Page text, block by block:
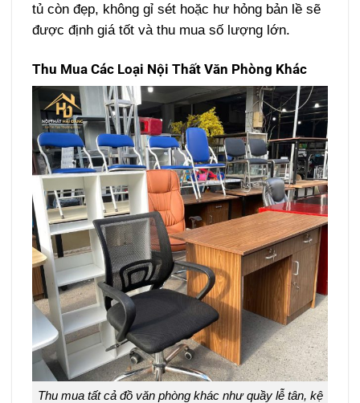
tủ còn đẹp, không gỉ sét hoặc hư hỏng bản lề sẽ
được định giá tốt và thu mua số lượng lớn.
Thu Mua Các Loại Nội Thất Văn Phòng Khác
Thu mua tất cả đồ văn phòng khác như quầy lễ tân, kệ